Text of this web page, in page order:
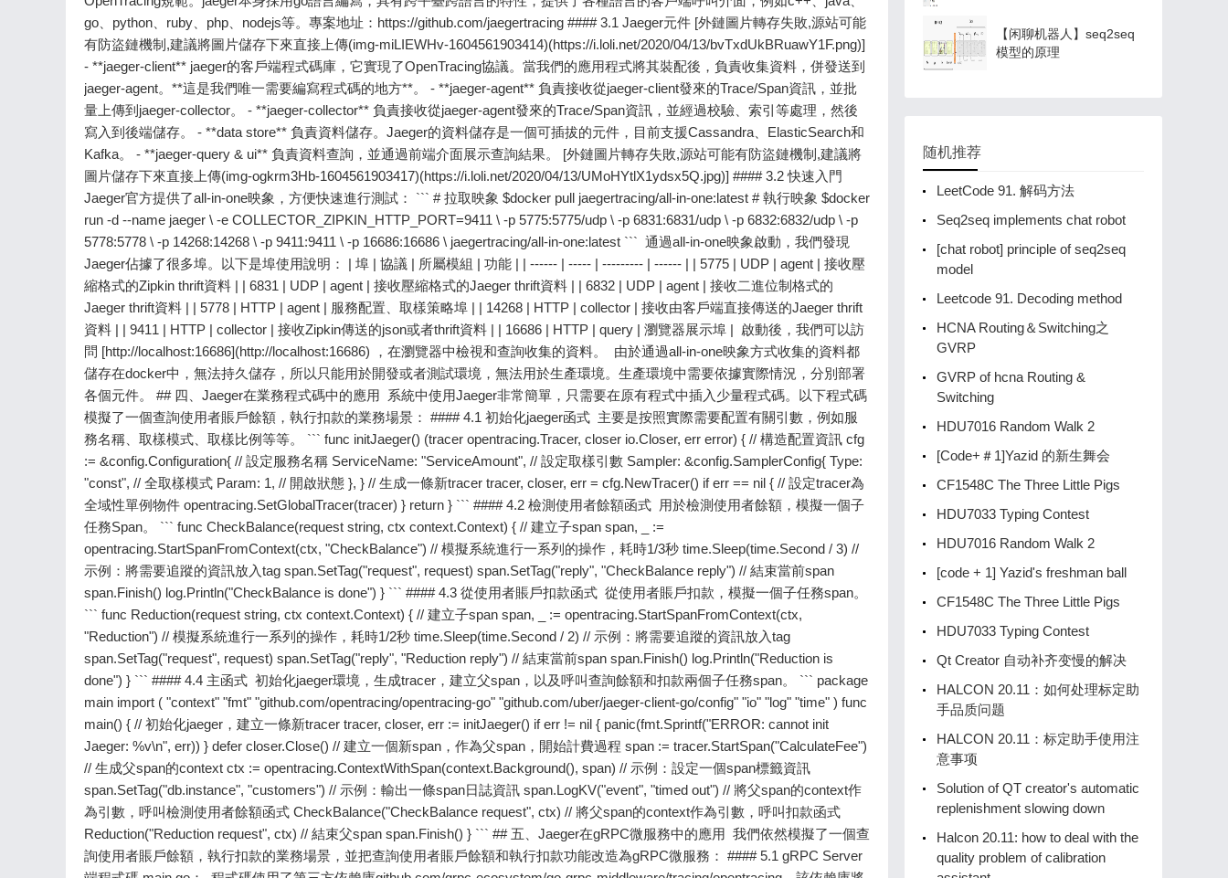
【闲聊机器人】seq2seq
模型的原理
随机推荐
LeetCode 91. 解码方法
Seq2seq implements chat robot
[chat robot] principle of seq2seq
model
Leetcode 91. Decoding method
HCNA Routing＆Switching之
GVRP
GVRP of hcna Routing &
Switching
HDU7016 Random Walk 2
[Code+＃1]Yazid 的新生舞会
CF1548C The Three Little Pigs
HDU7033 Typing Contest
HDU7016 Random Walk 2
[code + 1] Yazid's freshman ball
CF1548C The Three Little Pigs
HDU7033 Typing Contest
Qt Creator 自动补齐变慢的解决
HALCON 20.11：如何处理标定助
手品质问题
HALCON 20.11：标定助手使用注
意事项
Solution of QT creator's automatic
replenishment slowing down
Halcon 20.11: how to deal with the
quality problem of calibration